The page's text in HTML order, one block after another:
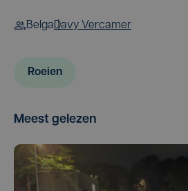
BelgaDavy Vercamer
Roeien
Meest gelezen